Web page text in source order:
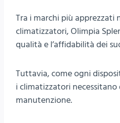
Tra i marchi più apprezzati
climatizzatori, Olimpia
qualità e l’affidabilità dei
Tuttavia, come ogni
i climatizzatori necessitano
manutenzione.